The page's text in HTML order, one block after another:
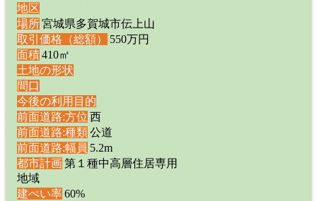
地区
場所宮城県多賀城市伝上山
取引価格（総額）
550万円
面積410㎡
土地の形状
間口
今後の利用目的
前面道路:方位 西
前面道路:種類 公道
前面道路:幅員 5.2m
都市計画 第１種中高層住居専用
地域
建ぺい率60%